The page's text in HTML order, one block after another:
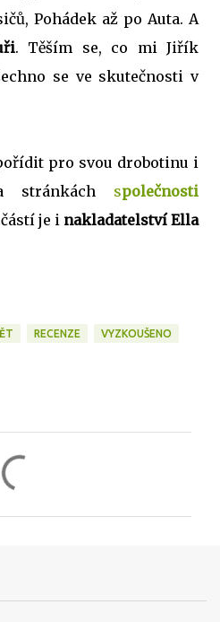
Pohádek až po Auta. A
. Těším se, co mi Jiřík
se ve skutečnosti v
pro svou drobotinu i
stránkách společnosti
je i nakladatelství Ella
RECENZE VYZKOUŠENO